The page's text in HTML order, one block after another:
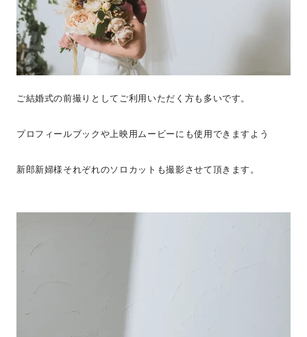
ご結婚式の前撮りとしてご利用いただく方も多いです。
プロフィールブックや上映用ムービーにも使用できますよう
新郎新婦様それぞれのソロカットも撮影させて頂きます。